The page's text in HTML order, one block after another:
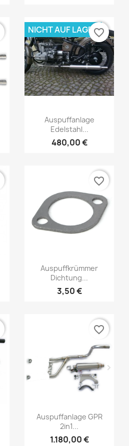
Auspuffanlage
Edelstahl...
480,00 €
NICHT AUF LAGERfavorite_border
Auspuffkrümmer
Dichtung...
3,50 €
favorite_border
Auspuffanlage GPR
2in1...
1.180,00 €
favorite_border